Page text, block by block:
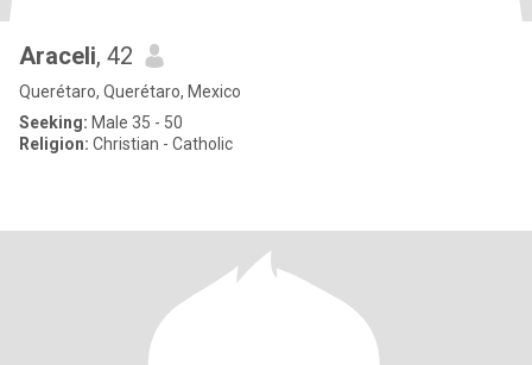
Araceli, 42
Querétaro, Querétaro, Mexico
Seeking: Male 35 - 50
Religion: Christian - Catholic